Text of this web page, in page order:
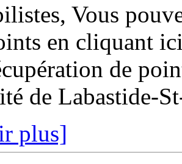
Vous
en cliquant
de
de Labastide-
plus]